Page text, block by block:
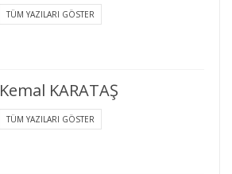
TÜM YAZILARI GÖSTER
Kemal KARATAŞ
TÜM YAZILARI GÖSTER